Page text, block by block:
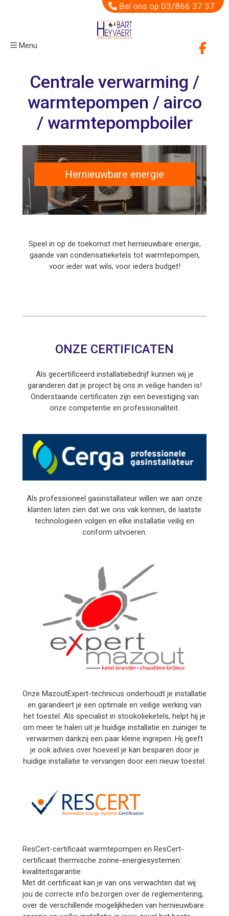
Bel ons op 03/866 37 37
Menu
Centrale verwarming /
warmtepompen / airco
/ warmtepompboiler
Hernieuwbare energie
> Bekijk alle producten
Speel in op de toekomst met hernieuwbare energie,
gaande van condensatieketels tot warmtepompen,
voor ieder wat wils, voor ieders budget!
ONZE CERTIFICATEN
Als gecertificeerd installatiebedrijf kunnen wij je
garanderen dat je project bij ons in veilige handen is!
Onderstaande certificaten zijn een bevestiging van
onze competentie en professionaliteit.
Als professioneel gasinstallateur willen we aan onze
klanten laten zien dat we ons vak kennen, de laatste
technologieën volgen en elke installatie veilig en
conform uitvoeren.
Onze MazoutExpert-technicus onderhoudt je installatie
en garandeert je een optimale en veilige werking van
het toestel. Als specialist in stookolieketels, helpt hij je
om meer te halen uit je huidige installatie en zuiniger te
verwarmen dankzij een paar kleine ingrepen. Hij geeft
je ook advies over hoeveel je kan besparen door je
huidige installatie te vervangen door een nieuw toestel.
ResCert-certificaat warmtepompen en ResCert-
certificaat thermische zonne-energiesystemen:
kwaliteitsgarantie
Met dit certificaat kan je van ons verwachten dat wij
jou de correcte info bezorgen over de reglementering,
over de verschillende mogelijkheden van hernieuwbare